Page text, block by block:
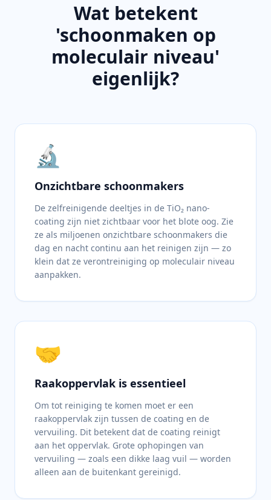
Wat betekent
'schoonmaken op
moleculair niveau'
eigenlijk?
🔬
Onzichtbare schoonmakers
De zelfreinigende deeltjes in de TiO₂ nano-
coating zijn niet zichtbaar voor het blote oog. Zie
ze als miljoenen onzichtbare schoonmakers die
dag en nacht continu aan het reinigen zijn — zo
klein dat ze verontreiniging op moleculair niveau
aanpakken.
🤝
Raakoppervlak is essentieel
Om tot reiniging te komen moet er een
raakoppervlak zijn tussen de coating en de
vervuiling. Dit betekent dat de coating reinigt
aan het oppervlak. Grote ophopingen van
vervuiling — zoals een dikke laag vuil — worden
alleen aan de buitenkant gereinigd.